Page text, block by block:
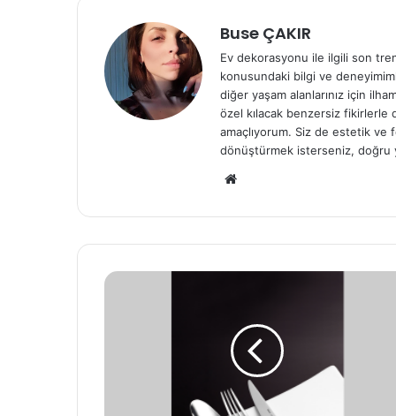
Buse ÇAKIR
Ev dekorasyonu ile ilgili son
konusundaki bilgi ve
diğer yaşam alanlarınız için
özel kılacak benzersiz fikirlerle
amaçlıyorum. Siz de estetik
dönüştürmek isterseniz, doğru
sit
esi